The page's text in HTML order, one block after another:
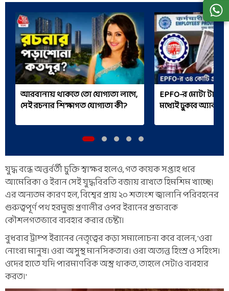
আরবানায় থাকতে তো যোগ্যতা লাগে,
সেই রচনার শিক্ষাগত যোগ্যতা কী?
EPFO-র মোটা টাকা
মধ্যেই ঢুকবে
যুদ্ধ বন্ধে অন্তর্বর্তী চুক্তি স্বাক্ষর হলেও, গত কয়েক সপ্তাহ ধরে
আমেরিকা ও ইরান সেই যুদ্ধবিরতি বজায় রাখতে হিমশিম খাচ্ছে।
এর অন্যতম কারণ হল, বিশ্বের প্রায় ২০ শতাংশ জ্বালানি পরিবহনের
গুরুত্বপূর্ণ পথ হরমুজ প্রণালীর ওপর ইরানের প্রভাবকে
কৌশলগতভাবে ব্যবহার করার চেষ্টা।
বুধবার ট্রাম্প ইরানের নেতৃত্বের কড়া সমালোচনা করে বলেন, 'ওরা
নোংরা মানুষ। ওরা অসুস্থ মানসিকতার। ওরা অত্যন্ত হিংস্র ও সহিংস।
ওদের হাতে যদি পারমাণবিক অস্ত্র থাকত, তাহলে সেটাও ব্যবহার
করত।'